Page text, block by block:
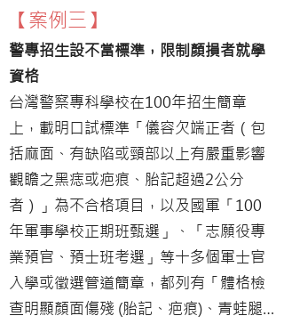
【案例三】
警專招生設不當標準，限制顏損者就學
資格
台灣警察專科學校在100年招生簡章
上，載明口試標準「儀容欠端正者（包
括麻面、有缺陷或頸部以上有嚴重影響
觀瞻之黑痣或疤痕、胎記超過2公分
者）」為不合格項目，以及國軍「100
年軍事學校正期班甄選」、「志願役專
業預官、預士班考選」等十多個軍士官
入學或徵選管道簡章，都列有「體格檢
查明顯顏面傷殘 (胎記、疤痕)、青蛙腿…